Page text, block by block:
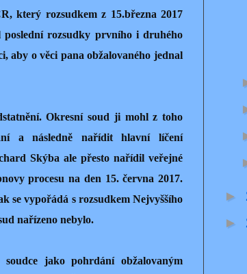
který rozsudkem z 15.března 2017
rozsudky prvního i druhého
aby o věci pana obžalovaného jednal
Okresní soud ji mohl z toho
a následně nařídit hlavní líčení
Skýba ale přesto nařídil veřejné
procesu na den 15. června 2017.
se vypořádá s rozsudkem Nejvyššího
nařízeno nebylo.
jako pohrdání obžalovaným
►
►